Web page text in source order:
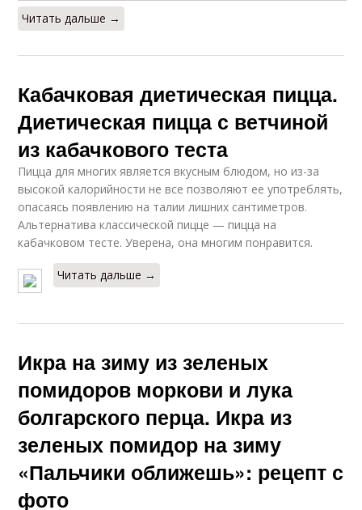
Читать дальше →
Кабачковая диетическая пицца.
Диетическая пицца с ветчиной
из кабачкового теста
Пицца для многих является вкусным блюдом, но из-за
высокой калорийности не все позволяют ее употреблять,
опасаясь появлению на талии лишних сантиметров.
Альтернатива классической пицце — пицца на
кабачковом тесте. Уверена, она многим понравится.
Читать дальше →
Икра на зиму из зеленых
помидоров моркови и лука
болгарского перца. Икра из
зеленых помидор на зиму
«Пальчики оближешь»: рецепт с
фото